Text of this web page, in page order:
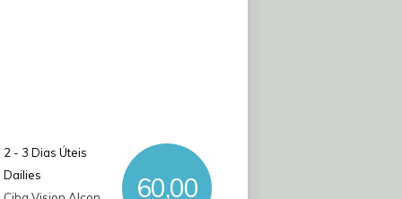
60,00
2 - 3 Dias Úteis
Dailies